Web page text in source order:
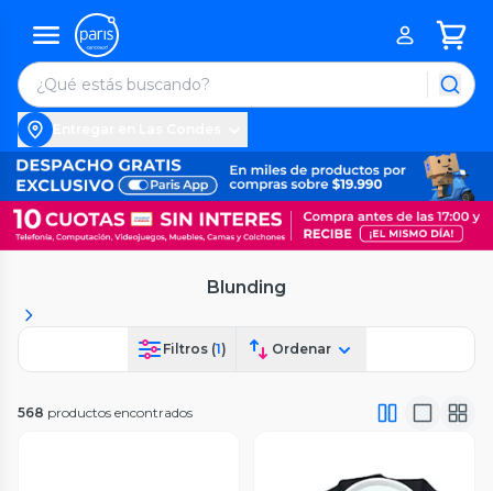
Blunding
Filtros (1) Ordenar
568 productos encontrados